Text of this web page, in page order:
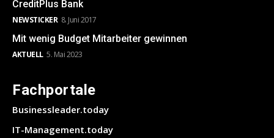
CreditPlus Bank
NEWSTICKER 8. Juni 2017
Mit wenig Budget Mitarbeiter gewinnen
AKTUELL 5. Mai 2023
Fachportale
Businessleader.today
IT-Management.today